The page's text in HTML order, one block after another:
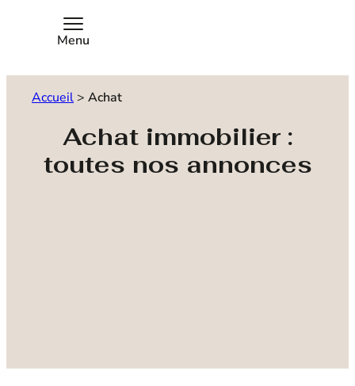
Menu
Accueil > Achat
Achat immobilier :
toutes nos annonces